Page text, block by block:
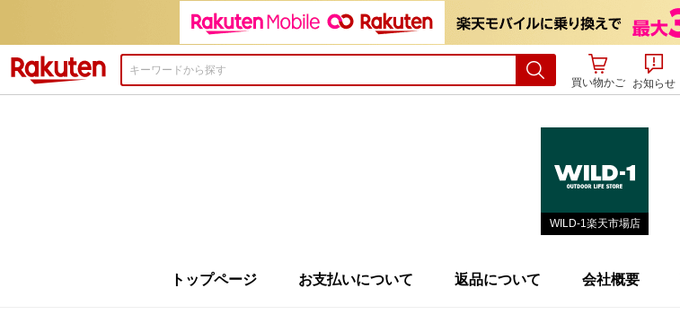
買い物かご
お知らせ
WILD-1楽天市場店
トップページ お支払いについて 返品について 会社概要